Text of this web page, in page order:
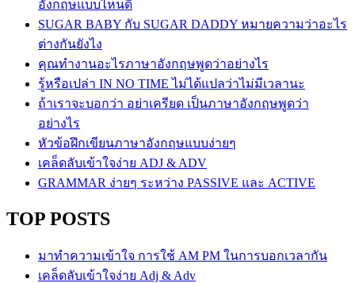
อังกฤษแบบไหนดี
SUGAR BABY กับ SUGAR DADDY หมายความว่าอะไร
ต่างกันยังไง
คุณทำงานอะไรภาษาอังกฤษพูดว่าอย่างไร
รู้หรือเปล่า IN NO TIME ไม่ได้แปลว่าไม่มีเวลานะ
ถ้าเราจะบอกว่า อย่าเครียด เป็นภาษาอังกฤษพูดว่า
อย่างไร
หัวข้อฝึกเขียนภาษาอังกฤษแบบง่ายๆ
เคล็ดลับเข้าใจง่าย ADJ & ADV
GRAMMAR ง่ายๆ ระหว่าง PASSIVE และ ACTIVE
TOP POSTS
มาทำความเข้าใจ การใช้ AM PM ในการบอกเวลากัน
เคล็ดลับเข้าใจง่าย Adj & Adv